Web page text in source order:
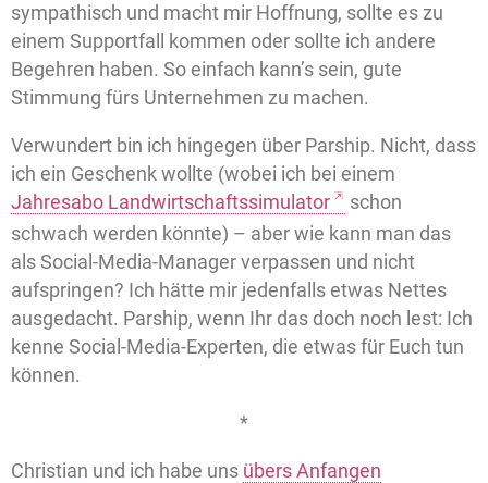
sympathisch und macht mir Hoffnung, sollte es zu
einem Supportfall kommen oder sollte ich andere
Begehren haben. So einfach kann’s sein, gute
Stimmung fürs Unternehmen zu machen.
Verwundert bin ich hingegen über Parship. Nicht, dass
ich ein Geschenk wollte (wobei ich bei einem
Jahresabo Landwirtschaftssimulator
schon
schwach werden könnte) – aber wie kann man das
als Social-Media-Manager verpassen und nicht
aufspringen? Ich hätte mir jedenfalls etwas Nettes
ausgedacht. Parship, wenn Ihr das doch noch lest: Ich
kenne Social-Media-Experten, die etwas für Euch tun
können.
*
Christian und ich habe uns übers Anfangen